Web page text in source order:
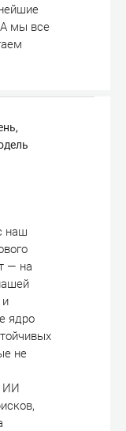
А мы все
наш
— на
ядро
не
ИИ